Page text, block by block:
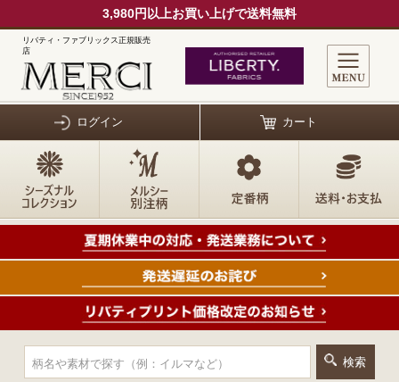
3,980円以上お買い上げで送料無料
リバティ・ファブリックス正規販売
店
ログイン カート